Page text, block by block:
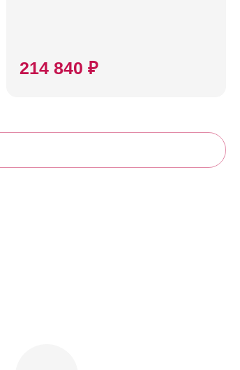
214 840 ₽